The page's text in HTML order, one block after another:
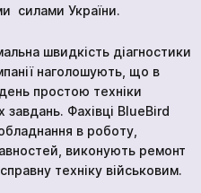
силами України.
швидкість діагностики
наголошують, що в
простою техніки
Фахівці BlueBird
в роботу,
виконують ремонт
техніку військовим.